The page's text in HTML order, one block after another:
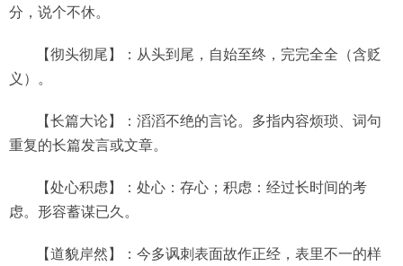
分，说个不休。
【彻头彻尾】：从头到尾，自始至终，完完全全（含贬
义）。
【长篇大论】：滔滔不绝的言论。多指内容烦琐、词句
重复的长篇发言或文章。
【处心积虑】：处心：存心；积虑：经过长时间的考
虑。形容蓄谋已久。
【道貌岸然】：今多讽刺表面故作正经，表里不一的样